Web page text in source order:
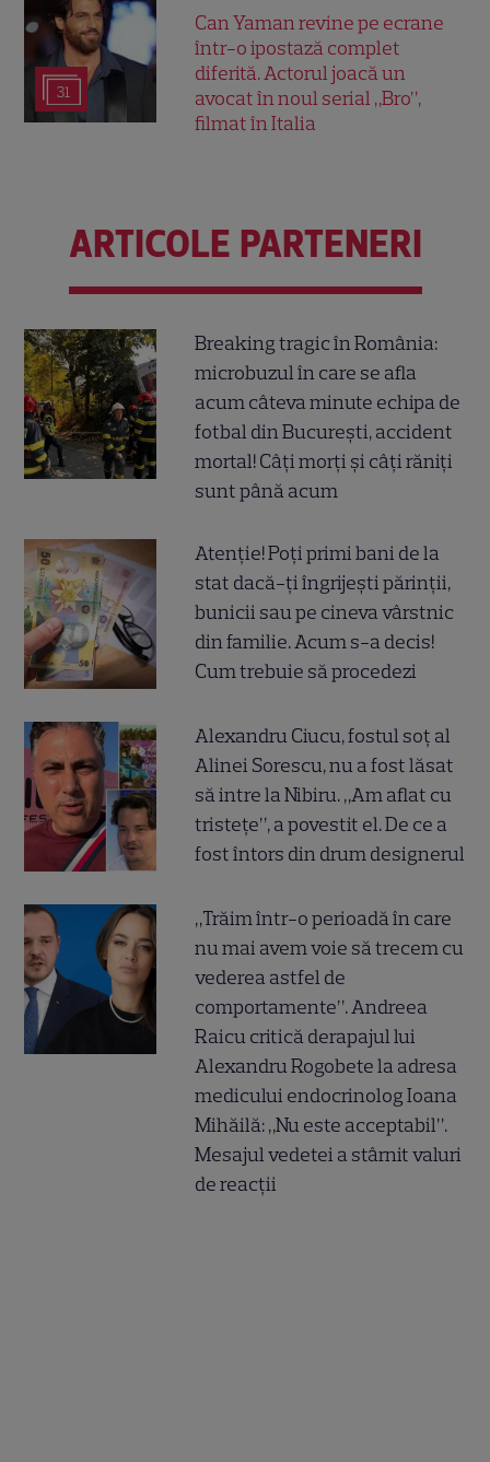
31
Can Yaman revine pe ecrane
într-o ipostază complet
diferită. Actorul joacă un
avocat în noul serial „Bro”,
filmat în Italia
ARTICOLE PARTENERI
Breaking tragic în România:
microbuzul în care se afla
acum câteva minute echipa de
fotbal din București, accident
mortal! Câți morți și câți răniți
sunt până acum
Atenție! Poți primi bani de la
stat dacă-ți îngrijești părinții,
bunicii sau pe cineva vârstnic
din familie. Acum s-a decis!
Cum trebuie să procedezi
Alexandru Ciucu, fostul soț al
Alinei Sorescu, nu a fost lăsat
să intre la Nibiru. „Am aflat cu
tristețe”, a povestit el. De ce a
fost întors din drum designerul
„Trăim într-o perioadă în care
nu mai avem voie să trecem cu
vederea astfel de
comportamente”. Andreea
Raicu critică derapajul lui
Alexandru Rogobete la adresa
medicului endocrinolog Ioana
Mihăilă: „Nu este acceptabil”.
Mesajul vedetei a stârnit valuri
de reacții